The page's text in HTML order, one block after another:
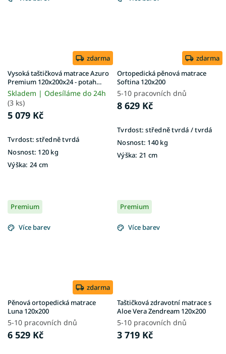
zdarma
Vysoká taštičková matrace Azuro
Premium 120x200x24 - potah
Exclusive Premium
Skladem | Odesíláme do 24h
(3 ks)
5 079 Kč
Tvrdost: středně tvrdá
Nosnost: 120 kg
Výška: 24 cm
zdarma
Ortopedická pěnová matrace
Softina 120x200
5-10 pracovních dnů
8 629 Kč
Tvrdost: středně tvrdá / tvrdá
Nosnost: 140 kg
Výška: 21 cm
Premium
Více barev
zdarma
Pěnová ortopedická matrace
Luna 120x200
5-10 pracovních dnů
6 529 Kč
Premium
Více barev
Taštičková zdravotní matrace s
Aloe Vera Zendream 120x200
5-10 pracovních dnů
3 719 Kč